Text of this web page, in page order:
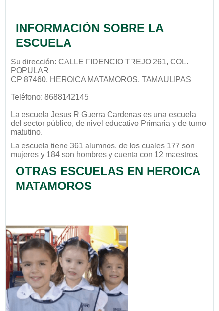
INFORMACIÓN SOBRE LA
ESCUELA
Su dirección: CALLE FIDENCIO TREJO 261, COL.
POPULAR
CP 87460, HEROICA MATAMOROS, TAMAULIPAS
Teléfono: 8688142145
La escuela Jesus R Guerra Cardenas es una escuela
del sector público, de nivel educativo Primaria y de turno
matutino.
La escuela tiene 361 alumnos, de los cuales 177 son
mujeres y 184 son hombres y cuenta con 12 maestros.
OTRAS ESCUELAS EN HEROICA
MATAMOROS